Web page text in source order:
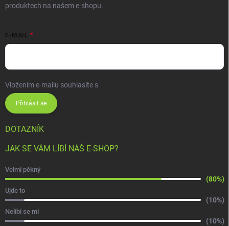
produktech na našem e-shopu.
E-MAIL
Vložením e-mailu souhlasíte s
Přihlásit se
DOTAZNÍK
JAK SE VÁM LÍBÍ NÁŠ E-SHOP?
Velmi pěkný
(80%)
Ujde to
(10%)
Nelíbí se mi
(10%)